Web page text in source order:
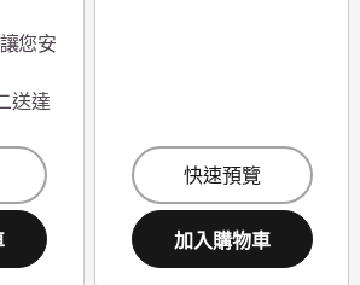
您安
送達
快速預覽
加入購物車